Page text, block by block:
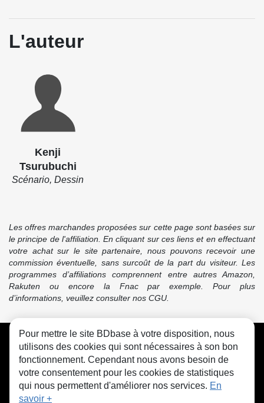
L'auteur
Kenji
Tsurubuchi
Scénario, Dessin
Les offres marchandes proposées sur cette page sont basées sur
le principe de l'affiliation. En cliquant sur ces liens et en effectuant
votre achat sur le site partenaire, nous pouvons recevoir une
commission éventuelle, sans surcoût de la part du visiteur. Les
programmes d’affiliations comprennent entre autres Amazon,
Rakuten ou encore la Fnac par exemple. Pour plus
d’informations, veuillez consulter nos CGU.
CGU FAQ Contact Cookies
Pour mettre le site BDbase à votre disposition, nous
utilisons des cookies qui sont nécessaires à son bon
fonctionnement. Cependant nous avons besoin de
votre consentement pour les cookies de statistiques
qui nous permettent d'améliorer nos services. En
savoir +